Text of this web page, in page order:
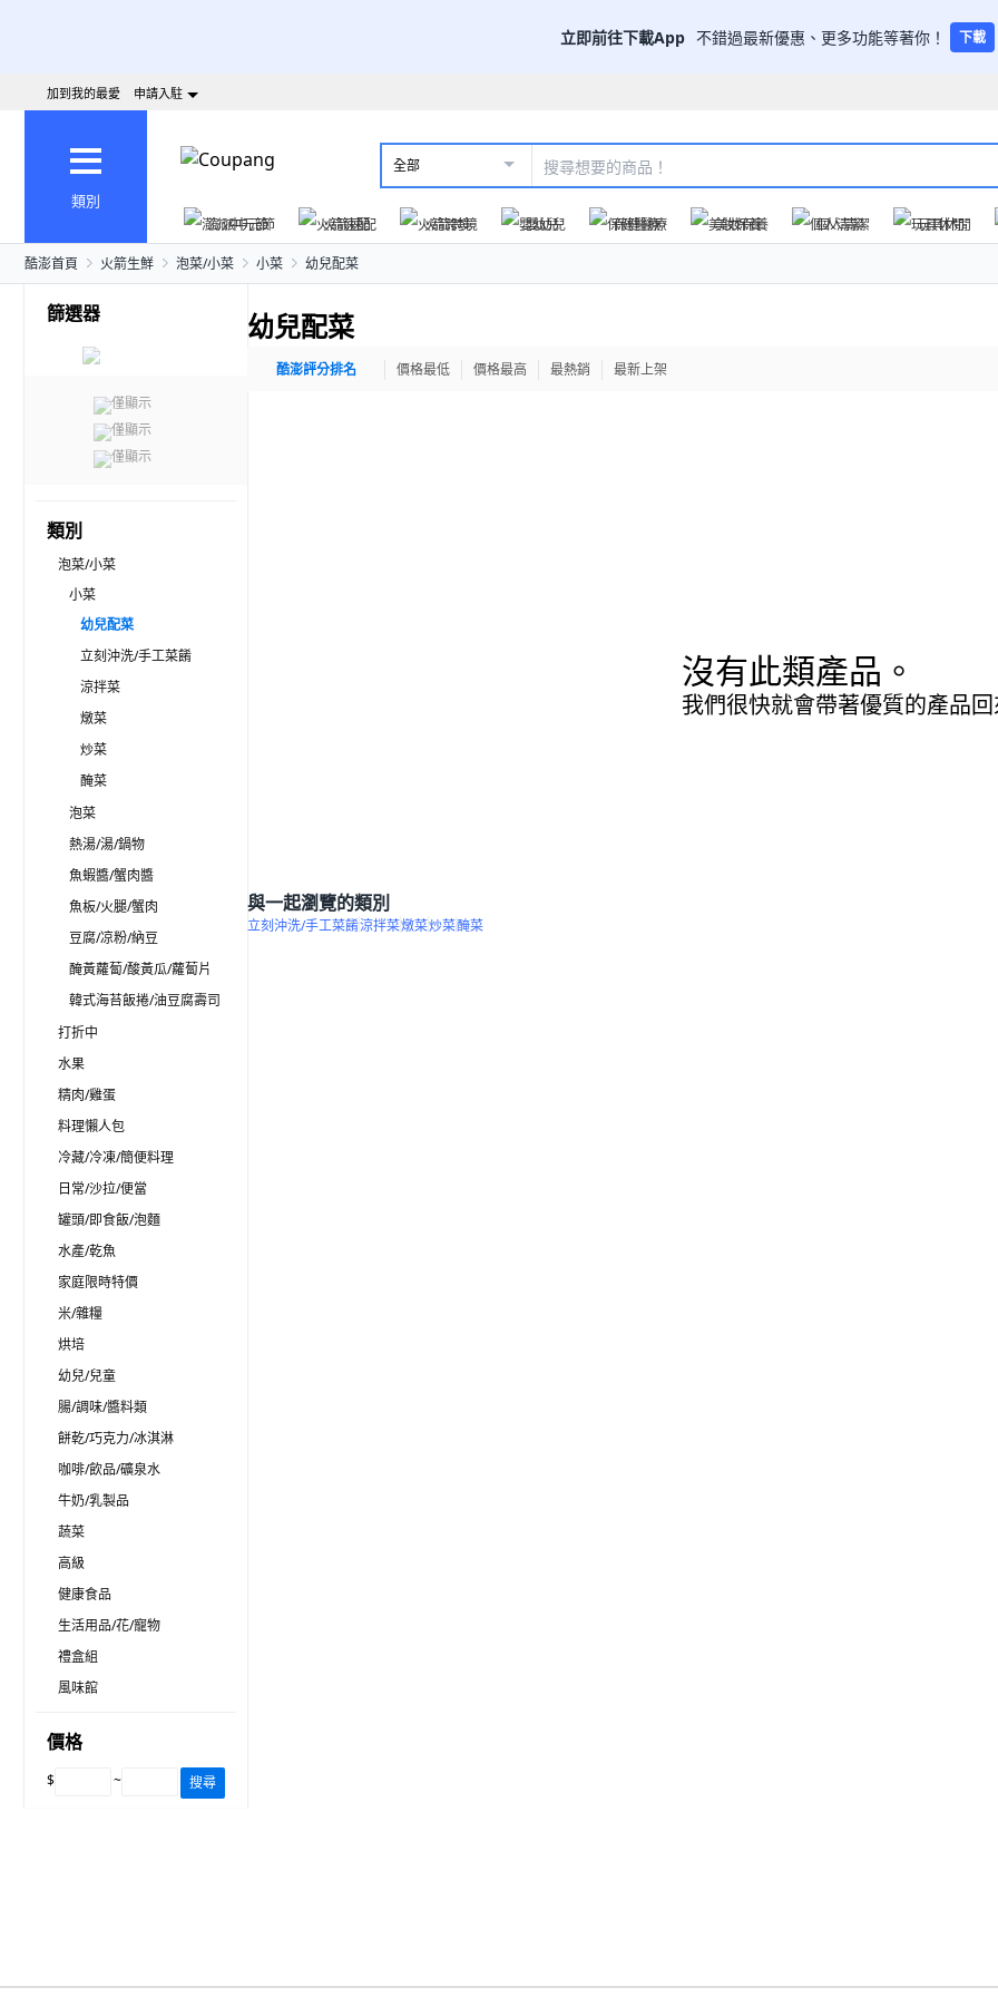
立即前往下載App 不錯過最新優惠、更多功能等著你！ 下載
加到我的最愛 申請入駐
類別
全部
澎派中元節 火箭速配 火箭跨境 嬰幼兒 保健醫療 美妝保養 個人清潔 玩具休閒
酷澎首頁 火箭生鮮 泡菜/小菜 小菜 幼兒配菜
篩選器
僅顯示
僅顯示
僅顯示
類別
泡菜/小菜
小菜
幼兒配菜
立刻沖洗/手工菜餚
涼拌菜
燉菜
炒菜
醃菜
泡菜
熱湯/湯/鍋物
魚蝦醬/蟹肉醬
魚板/火腿/蟹肉
豆腐/凉粉/納豆
醃黃蘿蔔/酸黃瓜/蘿蔔片
韓式海苔飯捲/油豆腐壽司
打折中
水果
精肉/雞蛋
料理懶人包
冷藏/冷凍/簡便料理
日常/沙拉/便當
罐頭/即食飯/泡麵
水產/乾魚
家庭限時特價
米/雜糧
烘培
幼兒/兒童
腸/調味/醬料類
餅乾/巧克力/冰淇淋
咖啡/飲品/礦泉水
牛奶/乳製品
蔬菜
高級
健康食品
生活用品/花/寵物
禮盒組
風味館
價格
$ ~ 搜尋
幼兒配菜
酷澎評分排名 價格最低 價格最高 最熱銷 最新上架
沒有此類產品。
我們很快就會帶著優質的產品
與一起瀏覽的類別
立刻沖洗/手工菜餚涼拌菜燉菜炒菜醃菜